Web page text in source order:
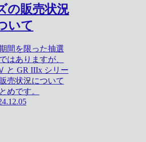
の販売状況
いて
間を限った抽選
はありますが、
と GR IIIx シリー
売状況について
めです。